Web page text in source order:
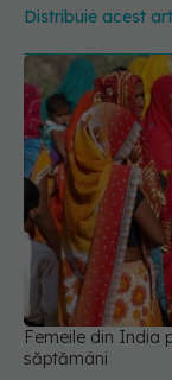
Distribuie acest
Femeile din India
săptămâni